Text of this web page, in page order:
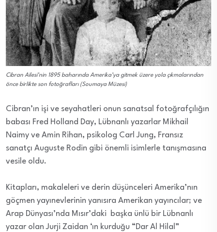
Cibran Ailesi’nin 1895 baharında Amerika’ya gitmek üzere yola çıkmalarından
önce birlikte son fotoğrafları (Soumaya Müzesi)
Cibran’ın işi ve seyahatleri onun sanatsal fotoğrafçılığın
babası Fred Holland Day, Lübnanlı yazarlar Mikhail
Naimy ve Amin Rihan, psikolog Carl Jung, Fransız
sanatçı Auguste Rodin gibi önemli isimlerle tanışmasına
vesile oldu.
Kitapları, makaleleri ve derin düşünceleri Amerika’nın
göçmen yayınevlerinin yanısıra Amerikan yayıncılar; ve
Arap Dünyası’nda Mısır’daki başka ünlü bir Lübnanlı
yazar olan Jurji Zaidan ‘ın kurduğu “Dar Al Hilal”